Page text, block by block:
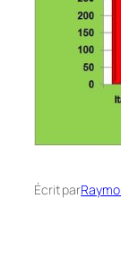
Écrit par